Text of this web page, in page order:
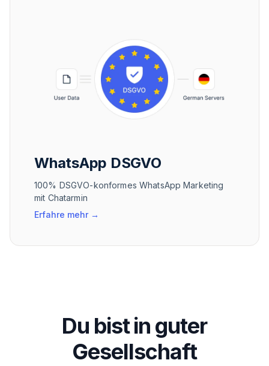
WhatsApp DSGVO
100% DSGVO-konformes WhatsApp Marketing
mit Chatarmin
Erfahre mehr→
Du bist in guter
Gesellschaft